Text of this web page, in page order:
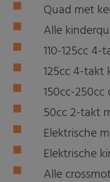
Quad met
Alle
110-125cc
125cc 4-takt
150cc-250cc
50cc 2-takt
Elektrische
Elektrische
Alle